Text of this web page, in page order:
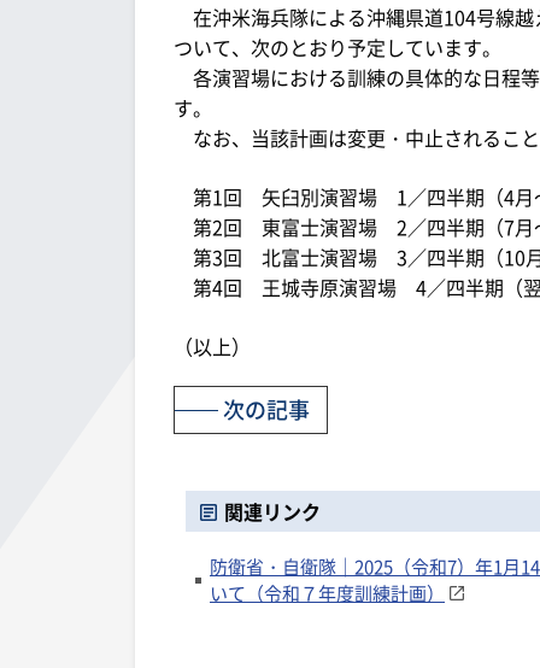
在沖米海兵隊による沖縄県道104号線
ついて、次のとおり予定しています。
各演習場における訓練の具体的な日程
す。
なお、当該計画は変更・中止されるこ
第1回 矢臼別演習場 1／四半期（4月
第2回 東富士演習場 2／四半期（7月
第3回 北富士演習場 3／四半期（10
第4回 王城寺原演習場 4／四半期（
（以上）
次の記事
関連リンク
防衛省・自衛隊｜2025（令和7）年1月
いて（令和７年度訓練計画）